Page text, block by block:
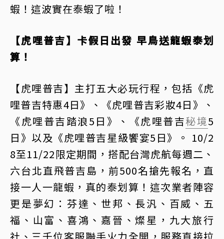
蝦！這波實在泰蝦了啦！
【虎哩普吉】卡假日出發 早鳥送龍蝦泰划
算！
【虎哩普吉】主打五大必玩行程，包括《虎
哩普吉特惠4日》、《虎哩普吉彩妝4日》、
《虎哩普吉踏浪5日》、《虎哩普吉秘境5
日》以及《虎哩普吉星級饗宴5日》。 10/2
8至11/22限定期間，搭配台灣虎航每週二、
六台北直飛普吉島，前500名搶先報名，直
接一人一龍蝦，真的泰划算！這次業者陣容
更是夢幻：芬達、世邦、長汎、百威、五
福、山富、喜鴻、嘉晉、燦星，九大旅行
社、三千位客服聯手火力全開，服務直接拉